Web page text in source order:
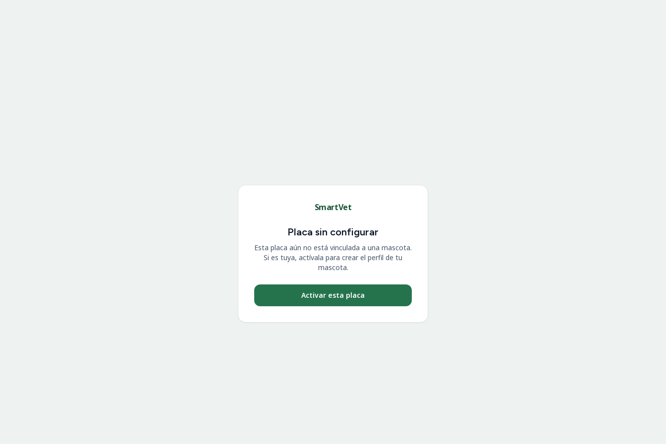
SmartVet
Placa sin configurar
Esta placa aún no está vinculada a una mascota.
Si es tuya, actívala para crear el perfil de tu
mascota.
Activar esta placa